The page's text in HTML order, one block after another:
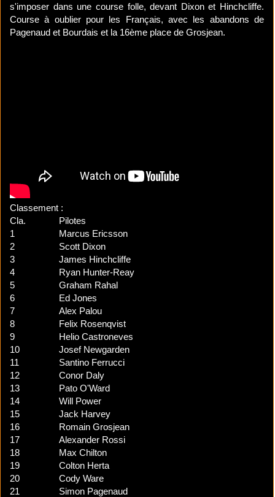
s'imposer dans une course folle, devant Dixon et Hinchcliffe.
Course à oublier pour les Français, avec les abandons de
Pagenaud et Bourdais et la 16ème place de Grosjean.
Classement :
Cla.
Pilotes
1
Marcus Ericsson
2
Scott Dixon
3
James Hinchcliffe
4
Ryan Hunter-Reay
5
Graham Rahal
6
Ed Jones
7
Alex Palou
8
Felix Rosenqvist
9
Helio Castroneves
10
Josef Newgarden
11
Santino Ferrucci
12
Conor Daly
13
Pato O'Ward
14
Will Power
15
Jack Harvey
16
Romain Grosjean
17
Alexander Rossi
18
Max Chilton
19
Colton Herta
20
Cody Ware
21
Simon Pagenaud